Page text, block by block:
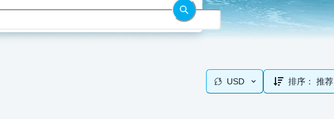
USD 排序： 推荐